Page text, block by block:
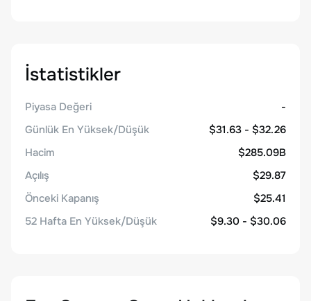
İstatistikler
Piyasa Değeri
-
Günlük En Yüksek/Düşük
$31.63 - $32.26
Hacim
$285.09B
Açılış
$29.87
Önceki Kapanış
$25.41
52 Hafta En Yüksek/Düşük
$9.30 - $30.06